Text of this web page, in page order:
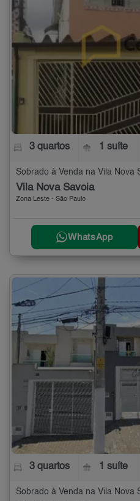
3 quartos 1 suíte
Sobrado à Venda na Vila Nova
Vila Nova Savoia
Zona Leste - São Paulo
WhatsApp
3 quartos 1 suíte
Sobrado à Venda na Vila Nova